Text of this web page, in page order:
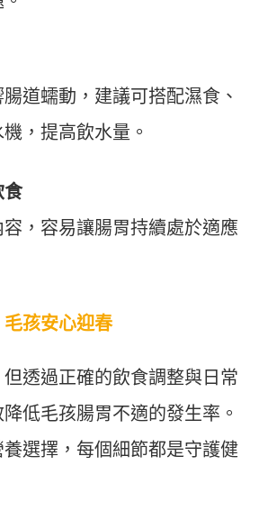
道蠕動，建議可搭配濕食、
，提高飲水量。
食
，容易讓腸胃持續處於適應
孩安心迎春
透過正確的飲食調整與日常
低毛孩腸胃不適的發生率。
選擇，每個細節都是守護健